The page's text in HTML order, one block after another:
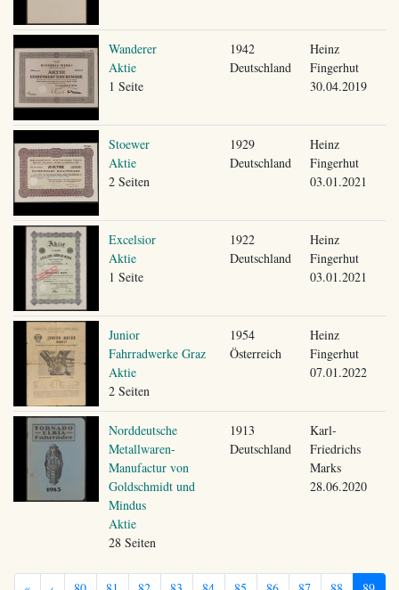
Wanderer
Aktie
1 Seite
1942
Deutschland
Heinz
Fingerhut
30.04.2019
Stoewer
Aktie
2 Seiten
1929
Deutschland
Heinz
Fingerhut
03.01.2021
Excelsior
Aktie
1 Seite
1922
Deutschland
Heinz
Fingerhut
03.01.2021
Junior
Fahrradwerke Graz
Aktie
2 Seiten
1954
Österreich
Heinz
Fingerhut
07.01.2022
Norddeutsche
Metallwaren-
Manufactur von
Goldschmidt und
Mindus
Aktie
28 Seiten
1913
Deutschland
Karl-
Friedrichs
Marks
28.06.2020